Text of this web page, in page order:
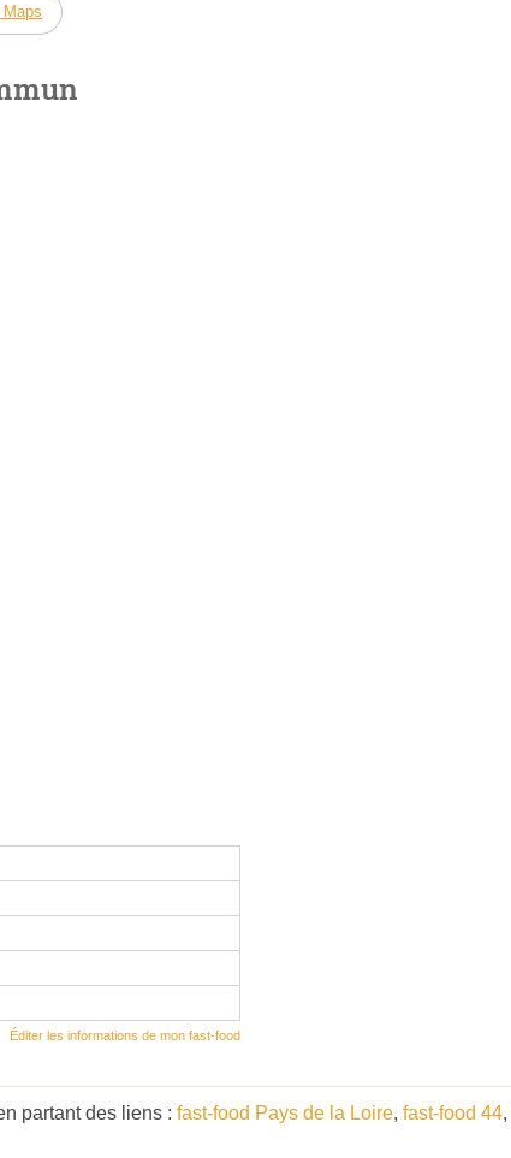
Éditer les informations de mon fast-food
partant des liens : fast-food Pays de la Loire, fast-food 44,